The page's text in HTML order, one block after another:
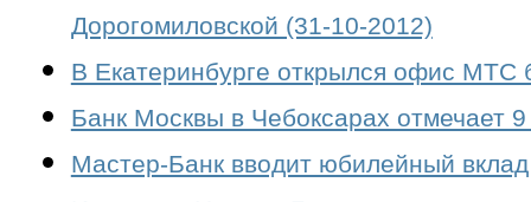
Дорогомиловской (31-10-2012)
В Екатеринбурге открылся офис МТС
Банк Москвы в Чебоксарах отмечает
Мастер-Банк вводит юбилейный